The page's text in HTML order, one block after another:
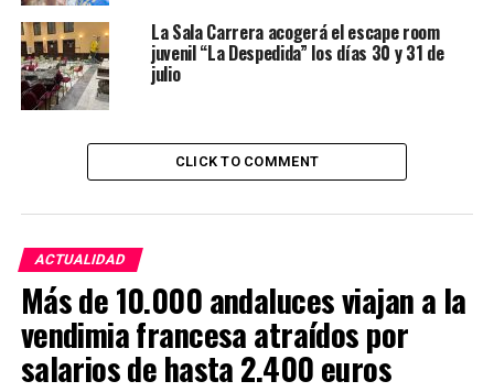
La Sala Carrera acogerá el escape room
juvenil “La Despedida” los días 30 y 31 de
julio
CLICK TO COMMENT
ACTUALIDAD
Más de 10.000 andaluces viajan a la
vendimia francesa atraídos por
salarios de hasta 2.400 euros